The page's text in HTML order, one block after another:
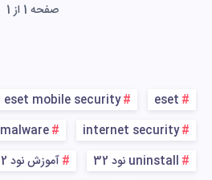
صفحه 1 از 1
eset
eset mobile security
internet security
malware
uninstall نود 32
آموزش نود 32